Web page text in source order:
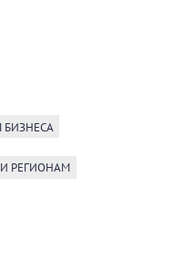
БИЗНЕСА
РЕГИОНАМ